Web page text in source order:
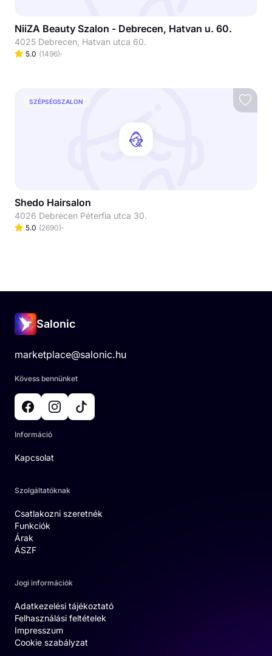
NiiZA Beauty Szalon - Debrecen, Hatvan u. 60.
4025 Debrecen, Hatvan utca 60.
5.0 (1496)
SZÉPSÉGSZALON
Shedo Hairsalon
4026 Debrecen Péterfia utca 30.
5.0 (2690)
Salonic
marketplace@salonic.hu
Kövess bennünket
Információ
Kapcsolat
Szolgáltatóknak
Csatlakozni szeretnék
Funkciók
Árak
ÁSZF
Jogi információk
Adatkezelési tájékoztató
Felhasználási feltételek
Impresszum
Cookie szabályzat